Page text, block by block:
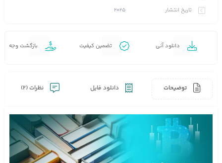
تاریخ انتشار
2025
دانلود آنی تضمین کیفیت بازگشت وجه
توضیحات دانلود فایل نظرات (2)